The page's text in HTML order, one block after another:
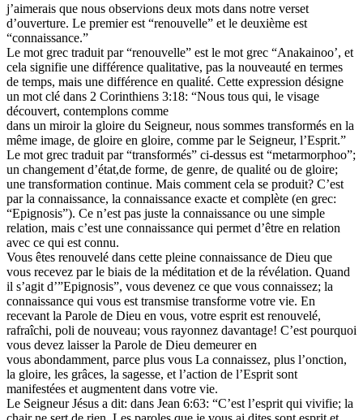
j’aimerais que nous observions deux mots dans notre verset
d’ouverture. Le premier est “renouvelle” et le deuxième est
“connaissance.”
Le mot grec traduit par “renouvelle” est le mot grec “Anakainoo’, et
cela signifie une différence qualitative, pas la nouveauté en termes
de temps, mais une différence en qualité. Cette expression désigne
un mot clé dans 2 Corinthiens 3:18: “Nous tous qui, le visage
découvert, contemplons comme
dans un miroir la gloire du Seigneur, nous sommes transformés en la
même image, de gloire en gloire, comme par le Seigneur, l’Esprit.”
Le mot grec traduit par “transformés” ci-dessus est “metarmorphoo”;
un changement d’état,de forme, de genre, de qualité ou de gloire;
une transformation continue. Mais comment cela se produit? C’est
par la connaissance, la connaissance exacte et complète (en grec:
“Epignosis”). Ce n’est pas juste la connaissance ou une simple
relation, mais c’est une connaissance qui permet d’être en relation
avec ce qui est connu.
Vous êtes renouvelé dans cette pleine connaissance de Dieu que
vous recevez par le biais de la méditation et de la révélation. Quand
il s’agit d’”Epignosis”, vous devenez ce que vous connaissez; la
connaissance qui vous est transmise transforme votre vie. En
recevant la Parole de Dieu en vous, votre esprit est renouvelé,
rafraîchi, poli de nouveau; vous rayonnez davantage! C’est pourquoi
vous devez laisser la Parole de Dieu demeurer en
vous abondamment, parce plus vous La connaissez, plus l’onction,
la gloire, les grâces, la sagesse, et l’action de l’Esprit sont
manifestées et augmentent dans votre vie.
Le Seigneur Jésus a dit: dans Jean 6:63: “C’est l’esprit qui vivifie; la